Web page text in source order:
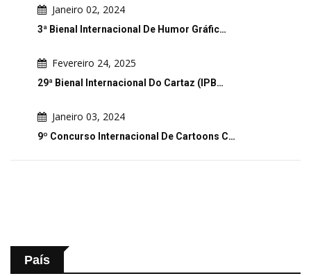
Janeiro 02, 2024
3ª Bienal Internacional De Humor Gráfic…
Fevereiro 24, 2025
29ª Bienal Internacional Do Cartaz (IPB…
Janeiro 03, 2024
9º Concurso Internacional De Cartoons C…
País